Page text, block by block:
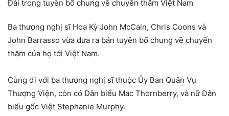
Ba thượng nghị sĩ Hoa Kỳ John McCain, Chris Coons và
John Barrasso vừa đưa ra bản tuyên bố chung về chuyến
thăm của họ tới Việt Nam.
Cùng đi với ba thượng nghị sĩ thuộc Ủy Ban Quân Vụ
Thượng Viện, còn có Dân biểu Mac Thornberry, và nữ Dân
biểu gốc Việt Stephanie Murphy.